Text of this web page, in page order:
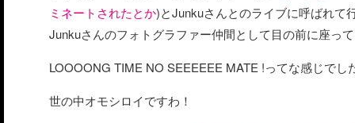
ミネートされたとか)とJunkuさんとのライブに呼ばれて
Junkuさんのフォトグラファー仲間として目の前に座っ
LOOOONG TIME NO SEEEEEE MATE !ってな感じでし
世の中オモシロイですわ！